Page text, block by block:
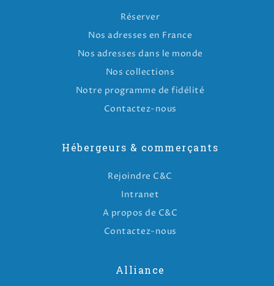
Réserver
Nos adresses en France
Nos adresses dans le monde
Nos collections
Notre programme de fidélité
Contactez-nous
Hébergeurs & commerçants
Rejoindre C&C
Intranet
A propos de C&C
Contactez-nous
Alliance